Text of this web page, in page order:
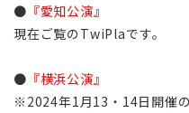
● 『愛知公演』
現在ご覧のTwiPlaです。
● 『横浜公演』
※2024年1月13・14日開催の